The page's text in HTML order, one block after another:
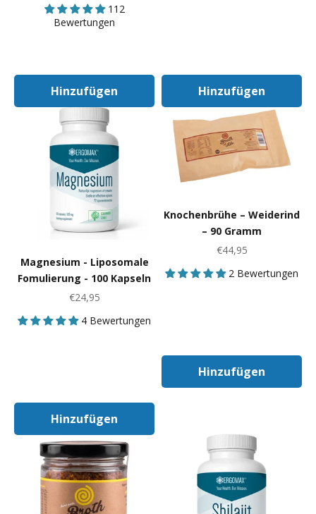
112
Bewertungen
In Den Warenkorb
Hinzufügen
In Den
Hinzufügen
Magnesium - Liposomale
Fomulierung - 100 Kapseln
Angebot
€24,95
4 Bewertungen
In Den Warenkorb
Hinzufügen
Knochenbrühe – Weiderind
– 90 Gramm
Angebot
€44,95
2 Bewertungen
In Den
Hinzufügen